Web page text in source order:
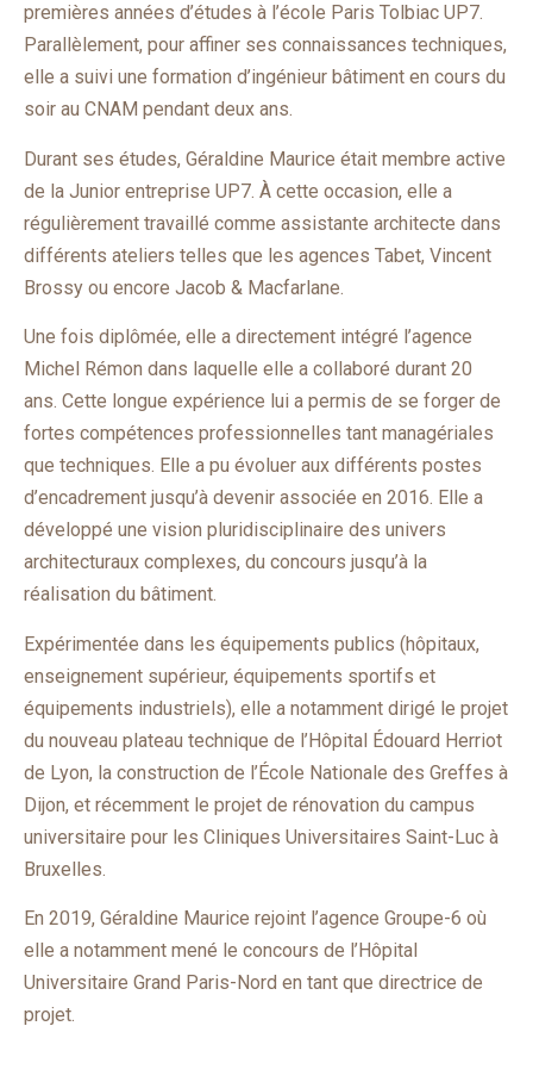
premières années d’études à l’école Paris Tolbiac UP7.
Parallèlement, pour affiner ses connaissances techniques,
elle a suivi une formation d’ingénieur bâtiment en cours du
soir au CNAM pendant deux ans.
Durant ses études, Géraldine Maurice était membre active
de la Junior entreprise UP7. À cette occasion, elle a
régulièrement travaillé comme assistante architecte dans
différents ateliers telles que les agences Tabet, Vincent
Brossy ou encore Jacob & Macfarlane.
Une fois diplômée, elle a directement intégré l’agence
Michel Rémon dans laquelle elle a collaboré durant 20
ans. Cette longue expérience lui a permis de se forger de
fortes compétences professionnelles tant managériales
que techniques. Elle a pu évoluer aux différents postes
d’encadrement jusqu’à devenir associée en 2016. Elle a
développé une vision pluridisciplinaire des univers
architecturaux complexes, du concours jusqu’à la
réalisation du bâtiment.
Expérimentée dans les équipements publics (hôpitaux,
enseignement supérieur, équipements sportifs et
équipements industriels), elle a notamment dirigé le projet
du nouveau plateau technique de l’Hôpital Édouard Herriot
de Lyon, la construction de l’École Nationale des Greffes à
Dijon, et récemment le projet de rénovation du campus
universitaire pour les Cliniques Universitaires Saint-Luc à
Bruxelles.
En 2019, Géraldine Maurice rejoint l’agence Groupe-6 où
elle a notamment mené le concours de l’Hôpital
Universitaire Grand Paris-Nord en tant que directrice de
projet.